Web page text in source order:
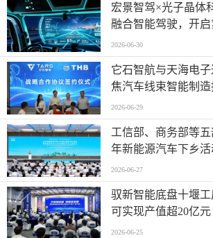
宏景智驾×光子晶体
融合智能驾驶，开
代
2026-06-30
它石智航与天海电
焦汽车线束智能制
落地
2026-06-29
工信部、商务部等
年新能源汽车下乡活
2026-06-27
驭新智能底盘十堰
可实现产值超20亿元
2026-06-25